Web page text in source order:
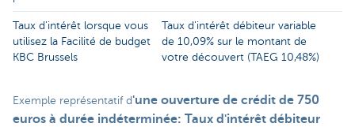
Taux d'intérêt lorsque vous
utilisez la Facilité de budget
KBC Brussels
Taux d'intérêt débiteur variable
de 10,09% sur le montant de
votre découvert (TAEG 10,48%)
Exemple représentatif d'une ouverture de crédit de 750
euros à durée indéterminée: Taux d'intérêt débiteur